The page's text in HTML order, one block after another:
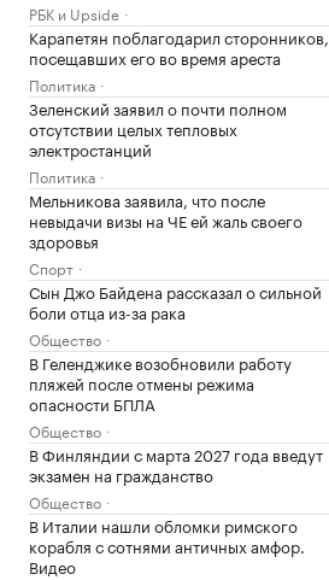
РБК и Upside
Карапетян поблагодарил сторонников,
посещавших его во время ареста
Политика
Зеленский заявил о почти полном
отсутствии целых тепловых
электростанций
Политика
Мельникова заявила, что после
невыдачи визы на ЧЕ ей жаль своего
здоровья
Спорт
Сын Джо Байдена рассказал о сильной
боли отца из-за рака
Общество
В Геленджике возобновили работу
пляжей после отмены режима
опасности БПЛА
Общество
В Финляндии с марта 2027 года введут
экзамен на гражданство
Общество
В Италии нашли обломки римского
корабля с сотнями античных амфор.
Видео